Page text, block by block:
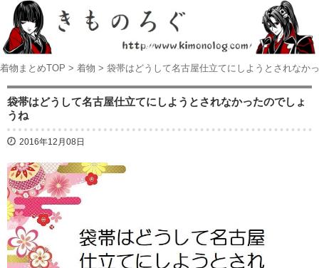
着物まとめTOP > 着物 > 袋帯はどうして名古屋仕立てにしようとされなか
袋帯はどうして名古屋仕立てにしようとされなかったのでしょ
うね
2016年12月08日